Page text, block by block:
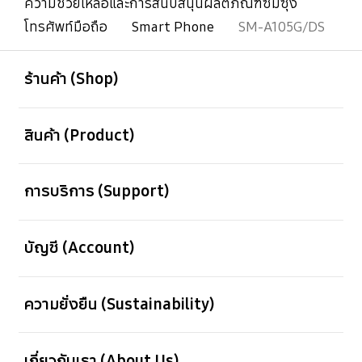
โทรศัพท์มือถือ
Smart Phone SM-A105G/DS
ร้านค้า (Shop)
สินค้า (Product)
การบริการ (Support)
บัญชี (Account)
ความยั่งยืน (Sustainability)